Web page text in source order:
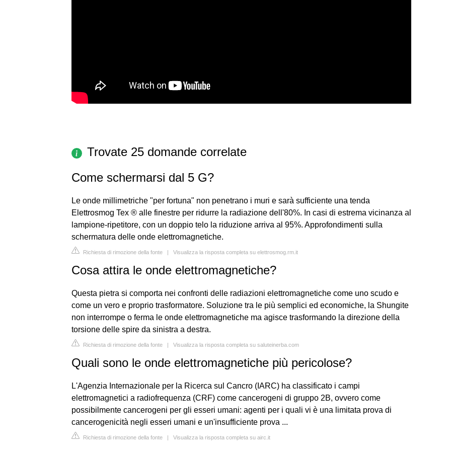
Trovate 25 domande correlate
Come schermarsi dal 5 G?
Le onde millimetriche "per fortuna" non penetrano i muri e sarà sufficiente una tenda
Elettrosmog Tex ® alle finestre per ridurre la radiazione dell'80%. In casi di estrema vicinanza al
lampione-ripetitore, con un doppio telo la riduzione arriva al 95%. Approfondimenti sulla
schermatura delle onde elettromagnetiche.
Richiesta di rimozione della fonte | Visualizza la risposta completa su elettrosmog.rm.it
Cosa attira le onde elettromagnetiche?
Questa pietra si comporta nei confronti delle radiazioni elettromagnetiche come uno scudo e
come un vero e proprio trasformatore. Soluzione tra le più semplici ed economiche, la Shungite
non interrompe o ferma le onde elettromagnetiche ma agisce trasformando la direzione della
torsione delle spire da sinistra a destra.
Richiesta di rimozione della fonte | Visualizza la risposta completa su saluteinerba.com
Quali sono le onde elettromagnetiche più pericolose?
L'Agenzia Internazionale per la Ricerca sul Cancro (IARC) ha classificato i campi
elettromagnetici a radiofrequenza (CRF) come cancerogeni di gruppo 2B, ovvero come
possibilmente cancerogeni per gli esseri umani: agenti per i quali vi è una limitata prova di
cancerogenicità negli esseri umani e un'insufficiente prova ...
Richiesta di rimozione della fonte | Visualizza la risposta completa su airc.it